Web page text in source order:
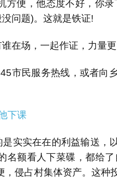
便，他态度不好，你录
问题)。这就是铁证!
场，一起作证，力量更
民服务热线，或者向乡
下课
实在在的利益输送，
名额看人下菜碟，都给
，侵占村集体资产。这